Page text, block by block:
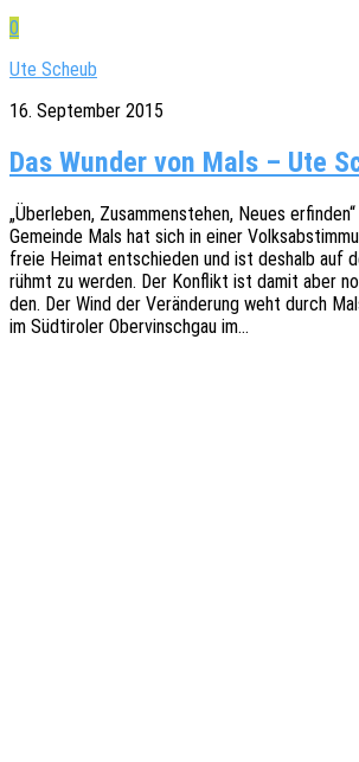
0
Ute Scheub
16. September 2015
Das Wunder von Mals – Ute
„Über­le­ben, Zusam­men­ste­hen, Neues
Gemein­de Mals hat sich in einer
freie Heimat entschie­den und ist deshalb auf
rühmt zu werden. Der Konflikt ist damit aber
den. Der Wind der Verän­de­rung weht durch
im Südti­ro­ler Ober­vinsch­gau im…